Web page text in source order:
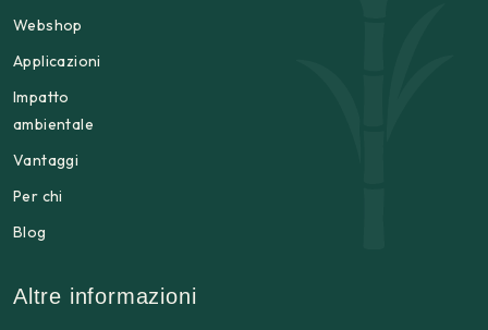
Webshop
Applicazioni
Impatto
ambientale
Vantaggi
Per chi
Blog
Altre informazioni